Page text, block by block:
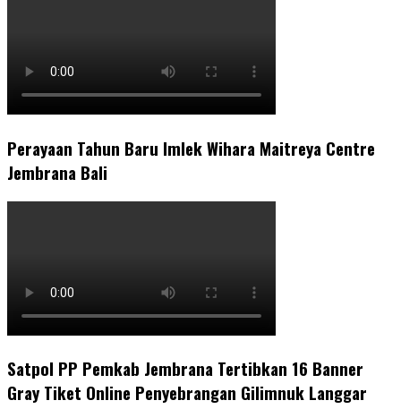
Perayaan Tahun Baru Imlek Wihara Maitreya Centre
Jembrana Bali
Satpol PP Pemkab Jembrana Tertibkan 16 Banner
Gray Tiket Online Penyebrangan Gilimnuk Langgar